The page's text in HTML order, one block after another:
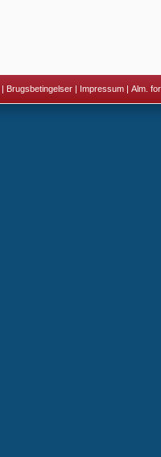
| Brugsbetingelser | Impressum | Alm.